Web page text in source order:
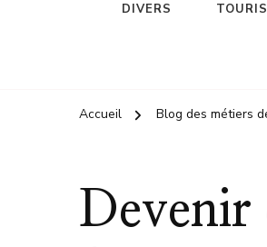
DIVERS
Accueil Blog des métiers